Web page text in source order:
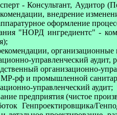
- Консультант, Аудитор
внедрение
оформление
"НОРД ингредиентс" -
управленческий аудит,
организационно-
рф и промышленной
управленческий аудит;
предприятия (чистое
Генпроектировщика/